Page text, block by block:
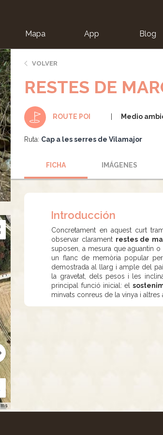
Mapa App Blog
VOLVER
RESTES DE
ROUTE POI Medio
Ruta: Cap a les serres de Vilamajor
FICHA IMÁGENES
Introducción
Concretament en aquest curt
observar clarament restes de
suposen, a mesura que aguantin
un flanc de memòria popular
demostrada al llarg i ample del
la gravetat, dels pesos i les
principal funció inicial: el
minvats conreus de la vinya i altres